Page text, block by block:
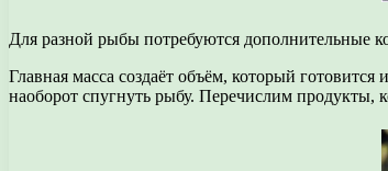
Для разной рыбы потребуются дополнительные
Главная масса создаёт объём, который
наоборот спугнуть рыбу. Перечислим